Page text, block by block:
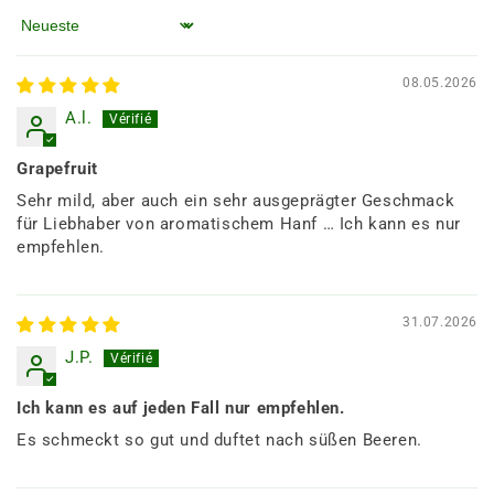
Sortieren nach
08.05.2026
A.l.
Grapefruit
Sehr mild, aber auch ein sehr ausgeprägter Geschmack
für Liebhaber von aromatischem Hanf … Ich kann es nur
empfehlen.
31.07.2026
J.P.
Ich kann es auf jeden Fall nur empfehlen.
Es schmeckt so gut und duftet nach süßen Beeren.